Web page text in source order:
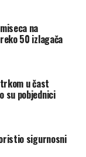
na
50 izlagača
u čast
su pobjednici
sigurnosni